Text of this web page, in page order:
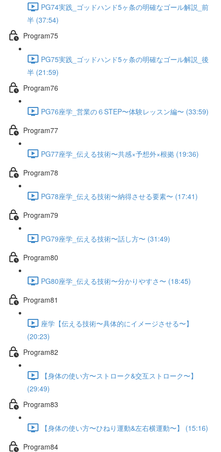
PG74実践_ゴッドハンド5ヶ条の明確なゴール解説_前
半 (37:54)
Program75
PG75実践_ゴッドハンド5ヶ条の明確なゴール解説_後
半 (21:59)
Program76
PG76座学_営業の６STEP〜体験レッスン編〜 (33:59)
Program77
PG77座学_伝える技術〜共感×予想外×根拠 (19:36)
Program78
PG78座学_伝える技術〜納得させる要素〜 (17:41)
Program79
PG79座学_伝える技術〜話し方〜 (31:49)
Program80
PG80座学_伝える技術〜分かりやすさ〜 (18:45)
Program81
座学【伝える技術〜具体的にイメージさせる〜】
(20:23)
Program82
【身体の使い方〜ストローク&交互ストローク〜】
(29:49)
Program83
【身体の使い方〜ひねり運動&左右横運動〜】 (15:16)
Program84